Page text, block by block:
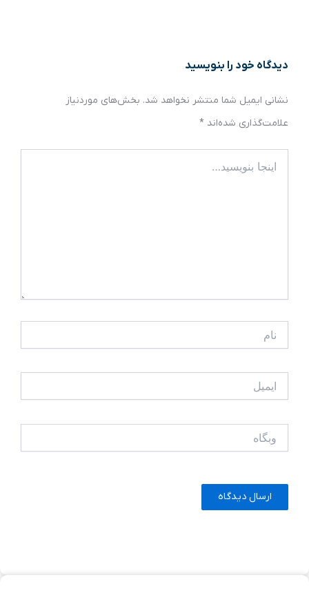
دیدگاه‌ خود را بنویسید
نشانی ایمیل شما منتشر نخواهد شد. بخش‌های موردنیاز
علامت‌گذاری شده‌اند *
بنویسید…